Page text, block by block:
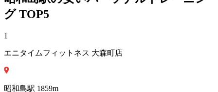
グTOP5
1
エニタイムフィットネス 大森町店
昭和島駅 1859m